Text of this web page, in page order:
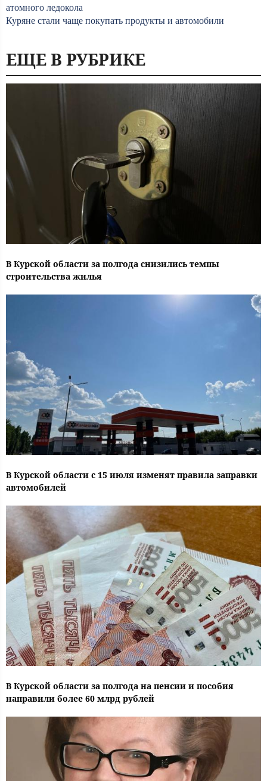
атомного ледокола
Куряне стали чаще покупать продукты и автомобили
ЕЩЕ В РУБРИКЕ
В Курской области за полгода снизились темпы
строительства жилья
В Курской области с 15 июля изменят правила заправки
автомобилей
В Курской области за полгода на пенсии и пособия
направили более 60 млрд рублей